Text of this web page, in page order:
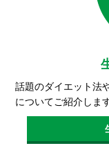
話題のダイエット法
についてご紹介しま